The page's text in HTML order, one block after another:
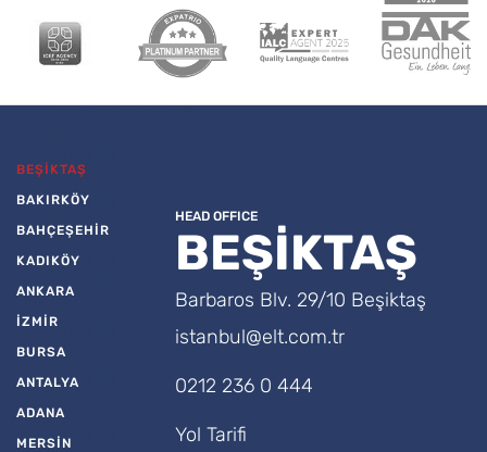
BEŞİKTAŞ
BAKIRKÖY
BAHÇEŞEHİR
KADIKÖY
ANKARA
İZMİR
BURSA
ANTALYA
ADANA
MERSİN
HEAD OFFICE
BEŞİKTAŞ
Barbaros Blv. 29/10 Beşiktaş
istanbul@elt.com.tr
0212 236 0 444
Yol Tarifi